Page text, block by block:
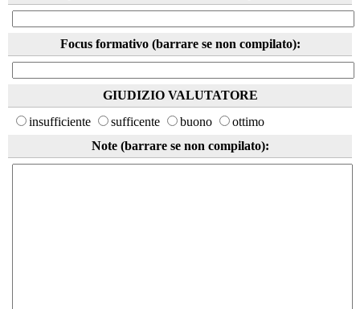
Focus formativo (barrare se non compilato):
GIUDIZIO VALUTATORE
insufficiente
sufficente buono
ottimo
Note (barrare se non compilato):